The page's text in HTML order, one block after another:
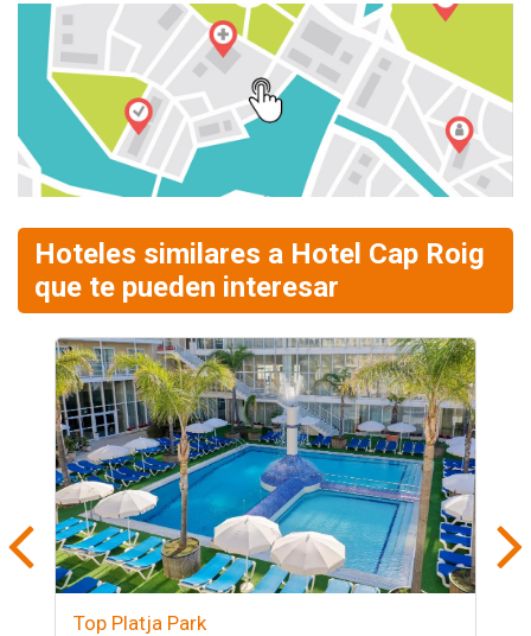
Hoteles similares a Hotel Cap Roig
que te pueden interesar
Top Platja Park